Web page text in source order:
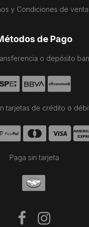
y Condiciones de venta
de Pago
o depósito
tarjetas de crédito o
Paga sin tarjeta